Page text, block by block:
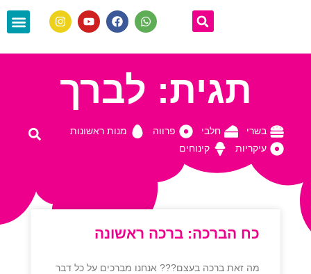
תגית: לברך
בשרי חלבי פרווה
מנות ראשונות
עיקריות
קינוחים
כח הברכה: ברכה ראשונה
מה זאת ברכה בעצם??? אנחנו מברכים על כל דבר